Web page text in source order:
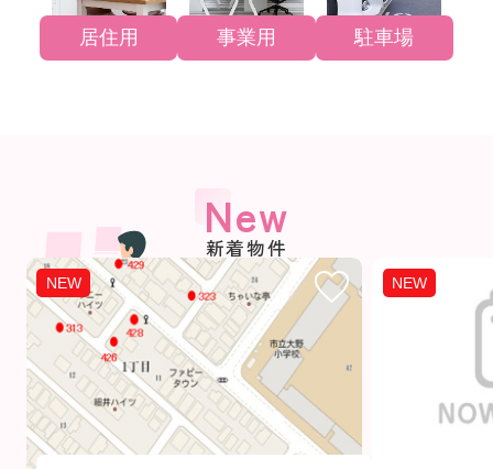
居住用 事業用 駐車場
New
新着物件
NEW NEW